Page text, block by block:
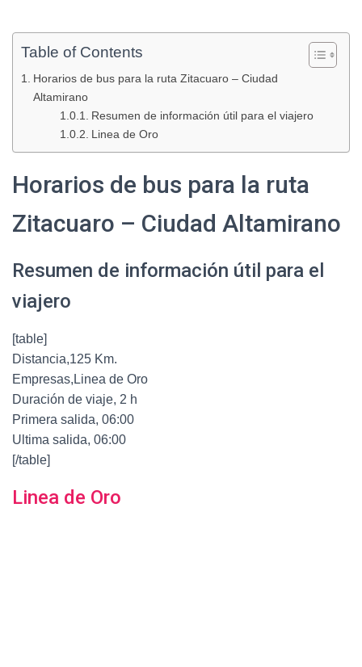
Table of Contents
Horarios de bus para la ruta Zitacuaro – Ciudad
Altamirano
Resumen de información útil para el viajero
Linea de Oro
Horarios de bus para la ruta
Zitacuaro – Ciudad Altamirano
Resumen de información útil para el
viajero
[table]
Distancia,125 Km.
Empresas,Linea de Oro
Duración de viaje, 2 h
Primera salida, 06:00
Ultima salida, 06:00
[/table]
Linea de Oro